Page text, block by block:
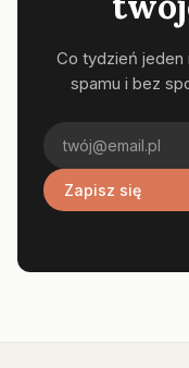
Co tydzień jeden
spamu i bez
Zapisz się